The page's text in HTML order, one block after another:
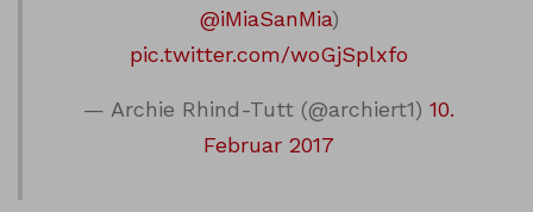
@iMiaSanMia)
pic.twitter.com/woGjSplxfo
— Archie Rhind-Tutt (@archiert1) 10.
Februar 2017